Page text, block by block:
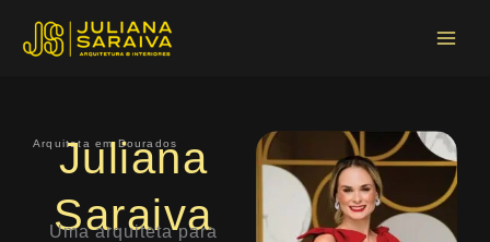
Arquiteta em Dourados
Juliana
Saraiva
Uma arquiteta para